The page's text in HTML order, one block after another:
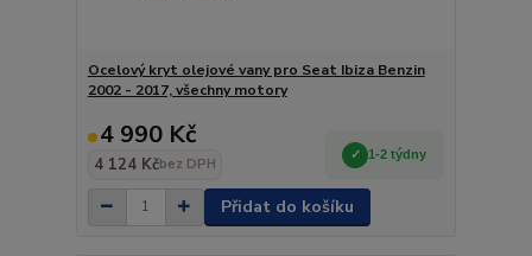
Ocelový kryt olejové vany pro Seat Ibiza Benzin
2002 - 2017, všechny motory
4 990 Kč
4 124 Kčbez DPH
1-2 týdny
Přidat do košíku